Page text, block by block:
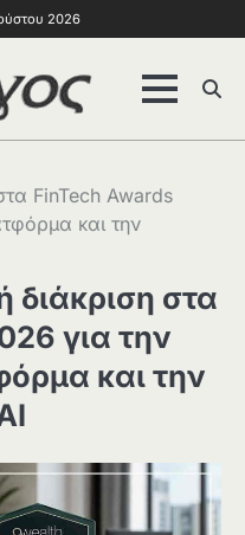
2026
FinTech Awards
και την
διάκριση στα
για την
και την